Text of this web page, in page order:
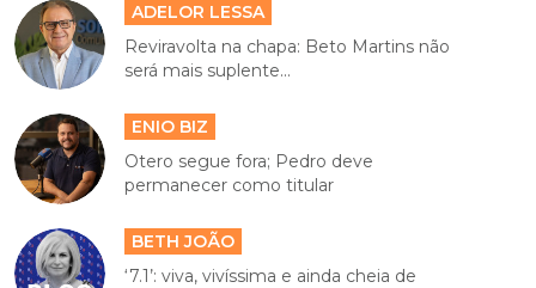
ADELOR LESSA
Reviravolta na chapa: Beto Martins não
será mais suplente...
ENIO BIZ
Otero segue fora; Pedro deve
permanecer como titular
BETH JOÃO
‘7.1’: viva, vivíssima e ainda cheia de